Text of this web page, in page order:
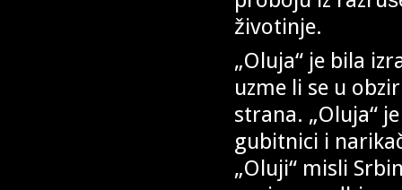
životinje.
„Oluja“ je bila
uzme li se u
strana. „Oluja“
gubitnici i
„Oluji“ misli